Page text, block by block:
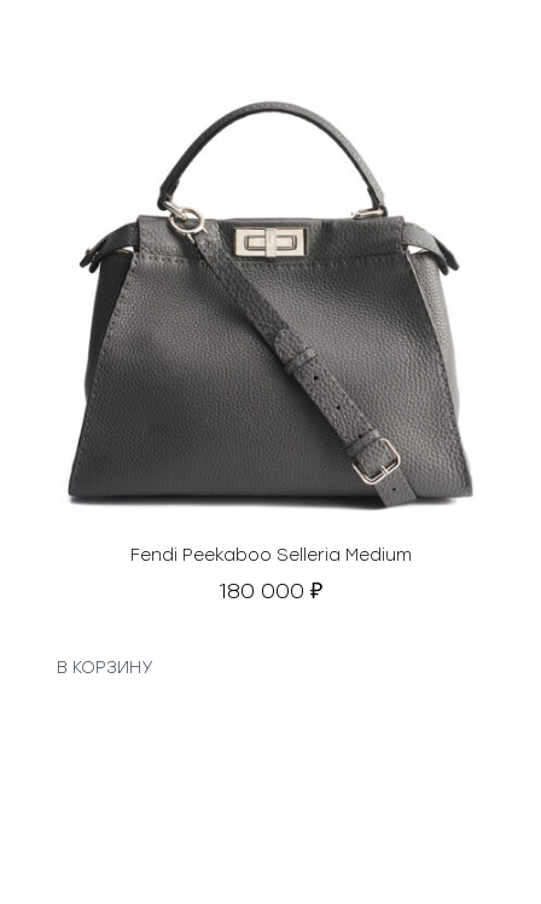
Fendi Peekaboo Selleria Medium
180 000 ₽
В КОРЗИНУ